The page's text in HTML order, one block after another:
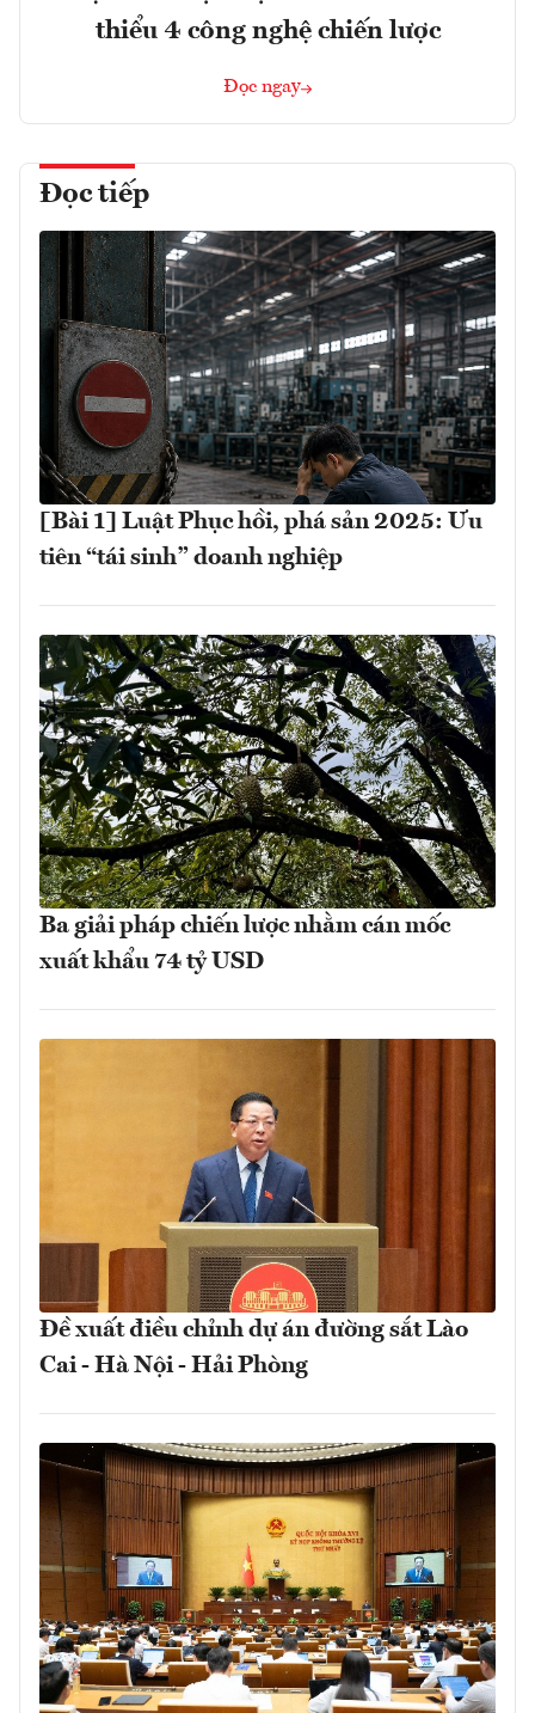
thiểu 4 công nghệ chiến lược
Đọc ngay
Đọc tiếp
[Bài 1] Luật Phục hồi, phá sản 2025: Ưu
tiên “tái sinh” doanh nghiệp
Ba giải pháp chiến lược nhằm cán mốc
xuất khẩu 74 tỷ USD
Đề xuất điều chỉnh dự án đường sắt Lào
Cai - Hà Nội - Hải Phòng